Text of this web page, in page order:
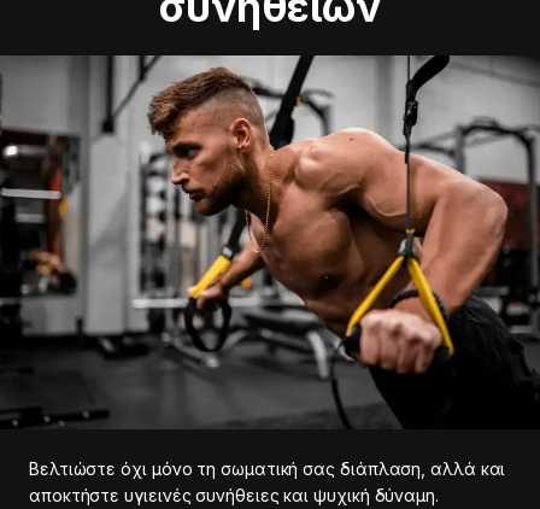
Βελτιώστε όχι μόνο τη σωματική σας διάπλαση, αλλά και
αποκτήστε υγιεινές συνήθειες και ψυχική δύναμη.